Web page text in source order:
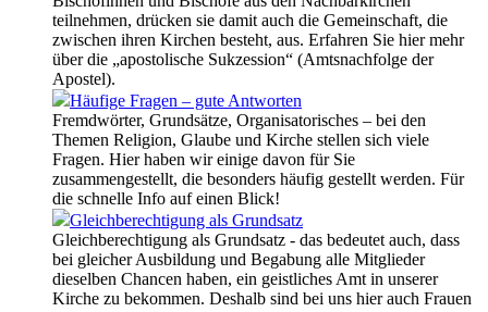
teilnehmen, drücken sie damit auch die Gemeinschaft, die
zwischen ihren Kirchen besteht, aus. Erfahren Sie hier mehr
über die „apostolische Sukzession“ (Amtsnachfolge der
Apostel).
Häufige Fragen – gute Antworten
Fremdwörter, Grundsätze, Organisatorisches – bei den
Themen Religion, Glaube und Kirche stellen sich viele
Fragen. Hier haben wir einige davon für Sie
zusammengestellt, die besonders häufig gestellt werden. Für
die schnelle Info auf einen Blick!
Gleichberechtigung als Grundsatz
Gleichberechtigung als Grundsatz - das bedeutet auch, dass
bei gleicher Ausbildung und Begabung alle Mitglieder
dieselben Chancen haben, ein geistliches Amt in unserer
Kirche zu bekommen. Deshalb sind bei uns hier auch Frauen